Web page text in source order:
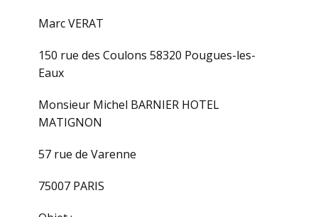
Marc VERAT
150 rue des Coulons 58320 Pougues-les-
Eaux
Monsieur Michel BARNIER HOTEL
MATIGNON
57 rue de Varenne
75007 PARIS